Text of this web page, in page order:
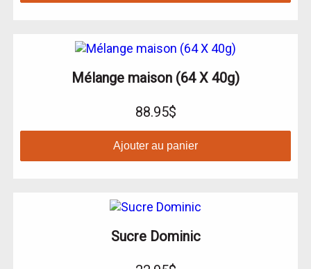
88.95$
Mélange maison (64 X 40g)
Ajouter au panier
Sucre Dominic